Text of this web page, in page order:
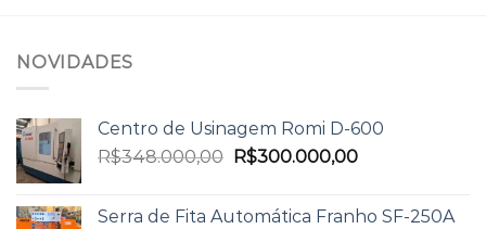
NOVIDADES
Centro de Usinagem Romi D-600
R$348.000,00 R$300.000,00
Serra de Fita Automática Franho SF-250A